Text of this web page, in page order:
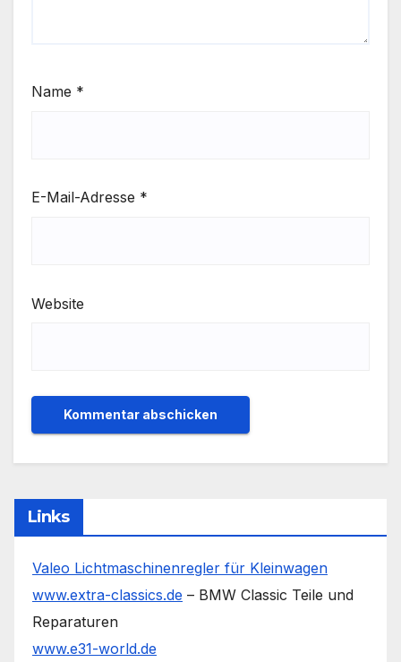
Name *
E-Mail-Adresse *
Website
Links
Valeo Lichtmaschinenregler für Kleinwagen
www.extra-classics.de – BMW Classic Teile und
Reparaturen
www.e31-world.de